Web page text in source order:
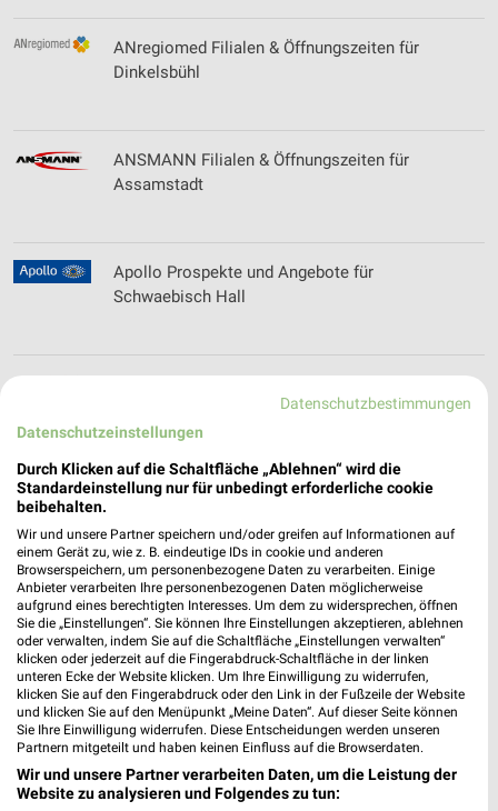
ANregiomed Filialen & Öffnungszeiten für
Dinkelsbühl
ANSMANN Filialen & Öffnungszeiten für
Assamstadt
Apollo Prospekte und Angebote für
Schwaebisch Hall
Audi Filialen & Öffnungszeiten für Stuttgart
Auping Katalog und Prospekte für Stuttgart
Autohaus Linke Filialen & Öffnungszeiten für
Crailsheim
Datenschutzbestimmungen
Datenschutzeinstellungen
Durch Klicken auf die Schaltfläche „Ablehnen“ wird die
Standardeinstellung nur für unbedingt erforderliche cookie
beibehalten.
Wir und unsere Partner speichern und/oder greifen auf Informationen auf
einem Gerät zu, wie z. B. eindeutige IDs in cookie und anderen
Browserspeichern, um personenbezogene Daten zu verarbeiten. Einige
Anbieter verarbeiten Ihre personenbezogenen Daten möglicherweise
aufgrund eines berechtigten Interesses. Um dem zu widersprechen, öffnen
Sie die „Einstellungen“. Sie können Ihre Einstellungen akzeptieren, ablehnen
oder verwalten, indem Sie auf die Schaltfläche „Einstellungen verwalten“
klicken oder jederzeit auf die Fingerabdruck-Schaltfläche in der linken
unteren Ecke der Website klicken. Um Ihre Einwilligung zu widerrufen,
klicken Sie auf den Fingerabdruck oder den Link in der Fußzeile der Website
und klicken Sie auf den Menüpunkt „Meine Daten“. Auf dieser Seite können
Sie Ihre Einwilligung widerrufen. Diese Entscheidungen werden unseren
Partnern mitgeteilt und haben keinen Einfluss auf die Browserdaten.
Wir und unsere Partner verarbeiten Daten, um die Leistung der
Website zu analysieren und Folgendes zu tun: